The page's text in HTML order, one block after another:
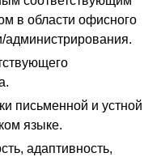
в области офисного
администрирования.
письменной и устной
языке.
адаптивность,